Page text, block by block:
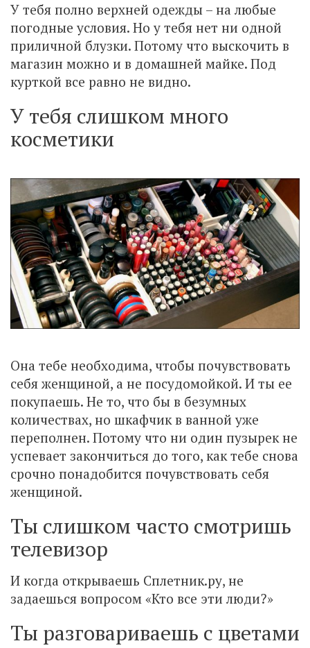
У тебя полно верхней одежды – на любые
погодные условия. Но у тебя нет ни одной
приличной блузки. Потому что выскочить в
магазин можно и в домашней майке. Под
курткой все равно не видно.
У тебя слишком много
косметики
Она тебе необходима, чтобы почувствовать
себя женщиной, а не посудомойкой. И ты ее
покупаешь. Не то, что бы в безумных
количествах, но шкафчик в ванной уже
переполнен. Потому что ни один пузырек не
успевает закончиться до того, как тебе снова
срочно понадобится почувствовать себя
женщиной.
Ты слишком часто смотришь
телевизор
И когда открываешь Сплетник.ру, не
задаешься вопросом «Кто все эти люди?»
Ты разговариваешь с цветами